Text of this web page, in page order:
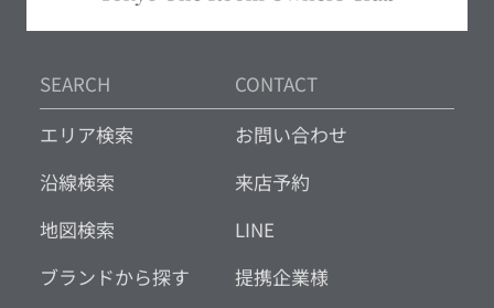
SEARCH
エリア検索
沿線検索
地図検索
ブランドから探す
CONTACT
お問い合わせ
来店予約
LINE
提携企業様